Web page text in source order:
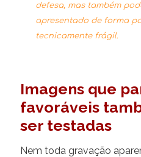
defesa, mas também
apresentado de forma
tecnicamente frágil.
Imagens que
favoráveis
ser testadas
Nem toda gravação